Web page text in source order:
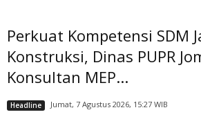
Perkuat Kompetensi SDM
Konstruksi, Dinas PUPR
Konsultan MEP...
Headline Jumat, 7 Agustus 2026, 15:27 WIB